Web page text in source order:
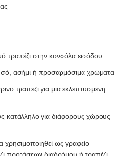
τραπέζι στην κονσόλα εισόδου
ασήμι ή προσαρμόσιμα χρώματα
τραπέζι για μια εκλεπτυσμένη
κατάλληλο για διάφορους χώρους
χρησιμοποιηθεί ως γραφείο
προτάσεων διαδρόμου ή τραπέζι